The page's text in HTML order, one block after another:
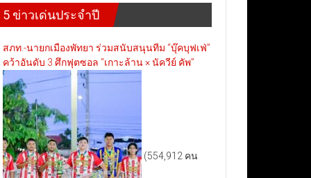
5 ข่าวเด่นประจำปี
สภท.-นายกเมืองพัทยา ร่วมสนับสนุนทีม “บุ๊คบุฟเฟ่”
คว้าอันดับ 3 ศึกฟุตซอล “เกาะล้าน × นัควีย์ คัพ”
(554,912 คน